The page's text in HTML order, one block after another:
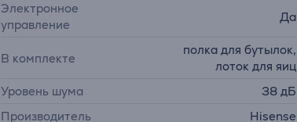
Электронное
управление
Да
В комплекте
полка для бутылок,
лоток для яиц
Уровень шума
38 дБ
Производитель
Hisense